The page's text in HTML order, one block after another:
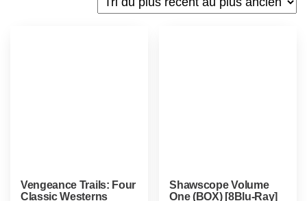
Vengeance Trails: Four
Classic Westerns
Shawscope Volume
One (BOX) [8Blu-Ray]